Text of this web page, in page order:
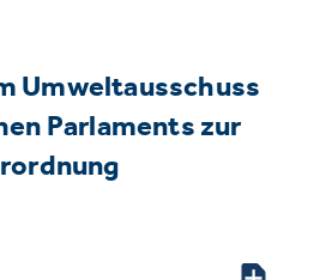
Umweltausschuss
Parlaments zur